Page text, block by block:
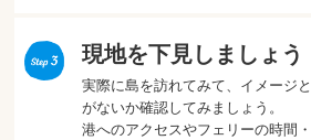
現地を下見しましょう
実際に島を訪れてみて、イメージ
がないか確認してみましょう。
港へのアクセスやフェリーの時間